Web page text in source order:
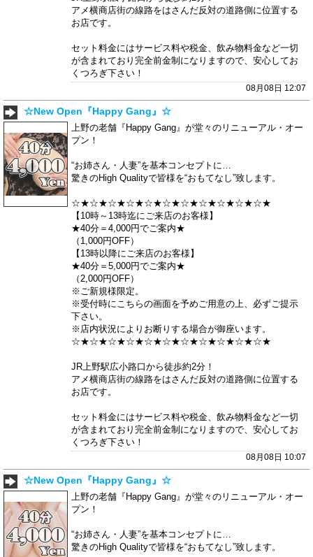
アメ横商店街の線路をはさんだ反対の道路側に位置する
お店です。
セット料金にはサービス料や税金、飲み物料金など一切
が含まれており完全前金制になりますので、安心してお
くつろぎ下さい！
08月08日 12:07
☆New Open『Happy Gang』☆
上野の老舗『Happy Gang』が堂々のリニューアル・オー
プン！
“お姉さん・人妻”を基本コンセプトに…
驚きのHigh Qualityで皆様を“おもてなし”致します。
☆★☆★☆★☆★☆★☆★☆★☆★☆★☆★☆★
【10時～13時迄にご来店のお客様】
★40分＝4,000円でご案内★
（1,000円OFF）
【13時以降にご来店のお客様】
★40分＝5,000円でご案内★
（2,000円OFF）
※ご新規様限定。
※受付時にこちらの画面を予めご用意の上、必ずご提示
下さい。
※店内状況によりお断りする場合が御座います。
☆★☆★☆★☆★☆★☆★☆★☆★☆★☆★☆★
JR上野駅広小路口から徒歩約2分！
アメ横商店街の線路をはさんだ反対の道路側に位置する
お店です。
セット料金にはサービス料や税金、飲み物料金など一切
が含まれており完全前金制になりますので、安心してお
くつろぎ下さい！
08月08日 10:07
☆New Open『Happy Gang』☆
上野の老舗『Happy Gang』が堂々のリニューアル・オー
プン！
“お姉さん・人妻”を基本コンセプトに…
驚きのHigh Qualityで皆様を“おもてなし”致します。